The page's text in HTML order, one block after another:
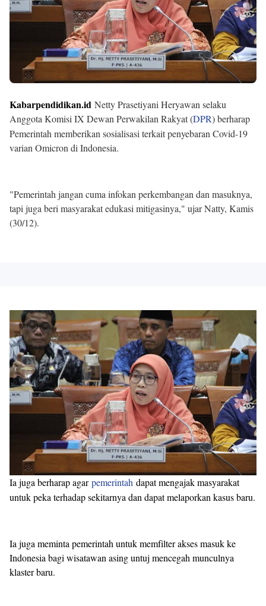
Kabarpendidikan.id Netty Prasetiyani Heryawan selaku
Anggota Komisi IX Dewan Perwakilan Rakyat (DPR) berharap
Pemerintah memberikan sosialisasi terkait penyebaran Covid-19
varian Omicron di Indonesia.
"Pemerintah jangan cuma infokan perkembangan dan masuknya,
tapi juga beri masyarakat edukasi mitigasinya," ujar Natty, Kamis
(30/12).
Ia juga berharap agarpemerintah dapat mengajak masyarakat
untuk peka terhadap sekitarnya dan dapat melaporkan kasus baru.
Ia juga meminta pemerintah untuk memfilter akses masuk ke
Indonesia bagi wisatawan asing untuj mencegah munculnya
klaster baru.